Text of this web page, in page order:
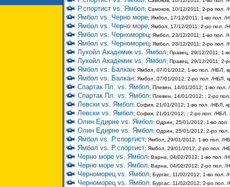
Р.спортист vs. Ямбол; Самоков, 10/12/2011; 2-ро пол. /
Ямбол vs. Черно море; Ямбол, 17/12/2011; 1-во пол. /
Ямбол vs. Черно море; Ямбол, 17/12/2011; 2-ро пол. /
Ямбол vs. Черноморец; Ямбол, 23/12/2011; 1-во пол. /
Ямбол vs. Черноморец; Ямбол, 23/12/2011; 2-ро пол. /
Лукойл Академик vs. Ямбол; Правец, 29/12/2011; 1-
Лукойл Академик vs. Ямбол; Правец, 29/12/2011; 2-
Ямбол vs. Балкан; Ямбол, 07/01/2012; 1-во пол. /НБЛ,
Ямбол vs. Балкан; Ямбол, 07/01/2012; 2-ро пол. /НБЛ,
Спартак Пл. vs. Ямбол; Плевен, 14/01/2012; 1-во пол.
Спартак Пл. vs. Ямбол; Плевен, 14/01/2012; ; 2-ро
Левски vs. Ямбол; София, 21/01/2012; 1-во пол. /НБЛ,
Левски vs. Ямбол; София, 21/01/2012; ; 2-ро пол. /НБЛ,
Олин Едирне vs. Ямбол; Одрин, 25/01/2012; 1-во пол.
Олин Едирне vs. Ямбол; Одрин, 25/01/2012; 2-ро пол.
Ямбол vs. Р.спортист; Ямбол, 29/01/2012; 1-во пол. /
Ямбол vs. Р.спортист; Ямбол, 29/01/2012; 2-ро пол. /
Черно море vs. Ямбол; Варна, 04/02/2012; 1-во пол. /
Черно море vs. Ямбол; Варна, 04/02/2012; 2-ро пол. /
Черноморец vs. Ямбол; Бургас, 11/02/2012; 1-во пол.
Черноморец vs. Ямбол; Бургас, 11/02/2012; 2-ро пол.